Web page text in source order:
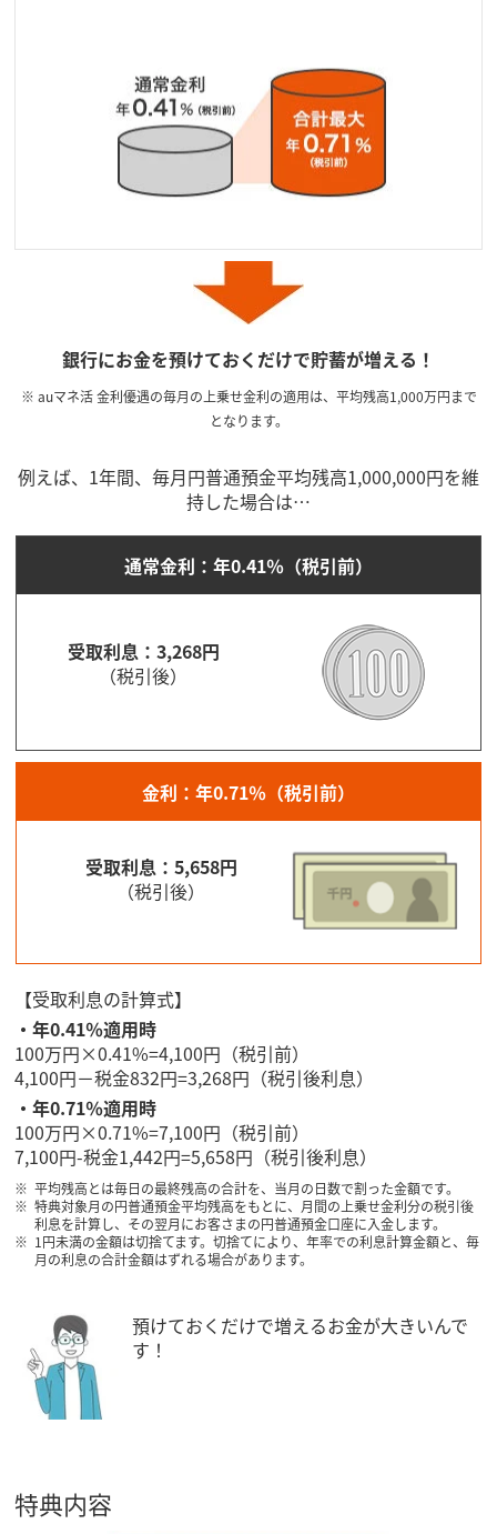
銀行にお金を預けておくだけで貯蓄が増える！
※ auマネ活 金利優遇の毎月の上乗せ金利の適用は、平均残高1,000万円まで
となります。
例えば、1年間、毎月円普通預金平均残高1,000,000円を維
持した場合は…
通常金利：年0.41％（税引前）
受取利息：3,268円
（税引後）
金利：年0.71％（税引前）
受取利息：5,658円
（税引後）
【受取利息の計算式】
・年0.41％適用時
100万円×0.41%=4,100円（税引前）
4,100円－税金832円=3,268円（税引後利息）
・年0.71％適用時
100万円×0.71%=7,100円（税引前）
7,100円-税金1,442円=5,658円（税引後利息）
平均残高とは毎日の最終残高の合計を、当月の日数で割った金額です。
特典対象月の円普通預金平均残高をもとに、月間の上乗せ金利分の税引後
利息を計算し、その翌月にお客さまの円普通預金口座に入金します。
1円未満の金額は切捨てます。切捨てにより、年率での利息計算金額と、毎
月の利息の合計金額はずれる場合があります。
預けておくだけで増えるお金が大きいんで
す！
特典内容